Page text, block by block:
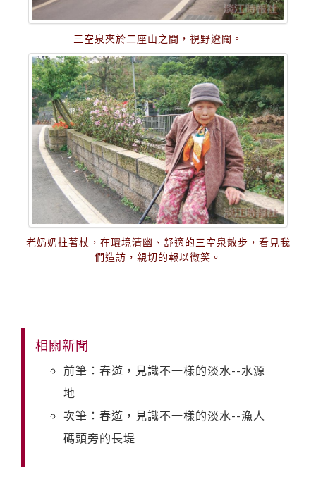
三空泉夾於二座山之間，視野遼闊。
老奶奶拄著杖，在環境清幽、舒適的三空泉散步，看見我
們造訪，親切的報以微笑。
相關新聞
前筆：春遊，見識不一樣的淡水--水源
地
次筆：春遊，見識不一樣的淡水--漁人
碼頭旁的長堤